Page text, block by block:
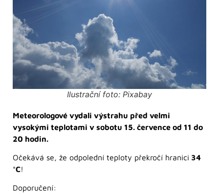
Ilustrační foto: Pixabay
Meteorologové vydali výstrahu před velmi
vysokými teplotami v sobotu 15. července od 11 do
20 hodin.
Očekává se, že odpolední teploty překročí hranici 34
°C!
Doporučení: